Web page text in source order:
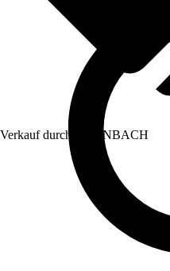
Verkauf durch: HORNBACH